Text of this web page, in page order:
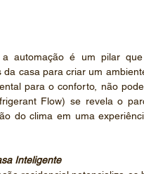
automação é um pilar
casa para criar um
para o conforto, não
Flow) se revela o
do clima em uma
Inteligente